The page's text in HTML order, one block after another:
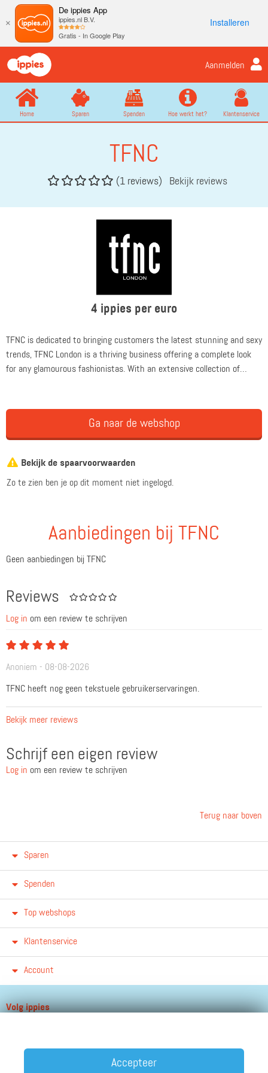
×
De ippies App
ippies.nl B.V.
Gratis - In Google Play
Installeren
Aanmelden
Home Sparen Spenden Hoe werkt het? Klantenservice
TFNC
(1 reviews) Bekijk reviews
4 ippies per euro
TFNC is dedicated to bringing customers the latest stunning and sexy
trends, TFNC London is a thriving business offering a complete look
for any glamourous fashionistas. With an extensive collection of
Ga naar de webshop
Bekijk de spaarvoorwaarden
Zo te zien ben je op dit moment niet ingelogd.
Aanbiedingen bij TFNC
Geen aanbiedingen bij TFNC
Reviews
Log in om een review te schrijven
Anoniem - 08-08-2026
TFNC heeft nog geen tekstuele gebruikerservaringen.
Bekijk meer reviews
Schrijf een eigen review
Log in om een review te schrijven
Terug naar boven
Sparen
Spenden
Top webshops
Klantenservice
Account
Volg ippies
Accepteer